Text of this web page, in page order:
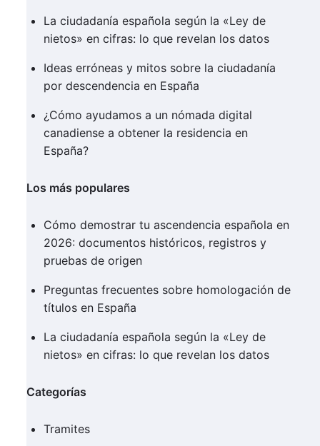
La ciudadanía española según la «Ley de
nietos» en cifras: lo que revelan los datos
Ideas erróneas y mitos sobre la ciudadanía
por descendencia en España
¿Cómo ayudamos a un nómada digital
canadiense a obtener la residencia en
España?
Los más populares
Cómo demostrar tu ascendencia española en
2026: documentos históricos, registros y
pruebas de origen
Preguntas frecuentes sobre homologación de
títulos en España
La ciudadanía española según la «Ley de
nietos» en cifras: lo que revelan los datos
Categorías
Tramites